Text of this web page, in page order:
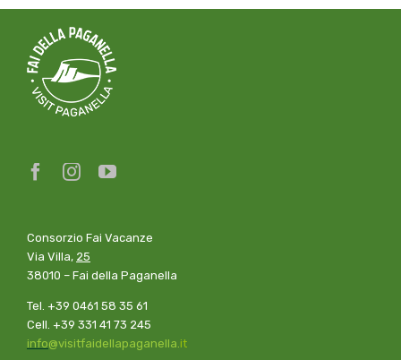
Consorzio Fai Vacanze
Via Villa, 25
38010 – Fai della Paganella
Tel. +39 0461 58 35 61
Cell. +39 331 41 73 245
info@visitfaidellapaganella.it